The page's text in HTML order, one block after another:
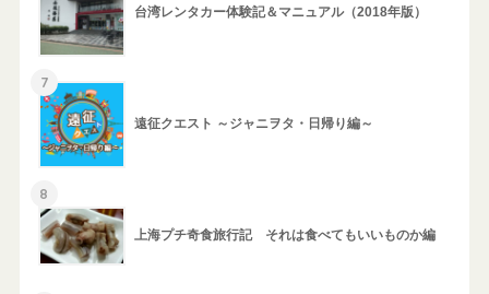
台湾レンタカー体験記＆マニュアル（2018年版）
7
遠征クエスト ～ジャニヲタ・日帰り編～
8
上海プチ奇食旅行記 それは食べてもいいものか編